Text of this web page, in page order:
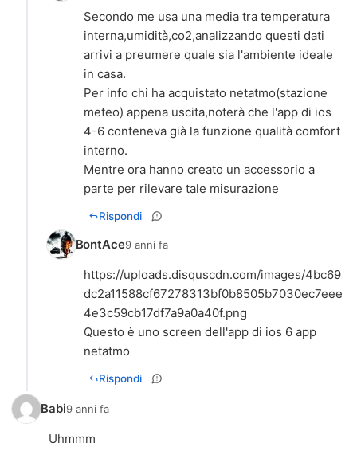
Secondo me usa una media tra temperatura
interna,umidità,co2,analizzando questi dati
arrivi a preumere quale sia l'ambiente ideale
in casa.
Per info chi ha acquistato netatmo(stazione
meteo) appena uscita,noterà che l'app di ios
4-6 conteneva già la funzione qualità comfort
interno.
Mentre ora hanno creato un accessorio a
parte per rilevare tale misurazione
Rispondi
BontAce9 anni fa
https://uploads.disquscdn.com/images/4bc69
dc2a11588cf67278313bf0b8505b7030ec7eee
4e3c59cb17df7a9a0a40f.png
Questo è uno screen dell'app di ios 6 app
netatmo
Rispondi
Babi9 anni fa
Uhmmm